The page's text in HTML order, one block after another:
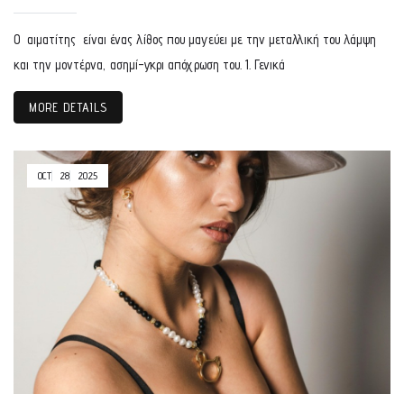
Ο αιματίτης είναι ένας λίθος που μαγεύει με την μεταλλική του λάμψη
και την μοντέρνα, ασημί-γκρι απόχρωση του. 1. Γενικά
MORE DETAILS
OCT 28 2025